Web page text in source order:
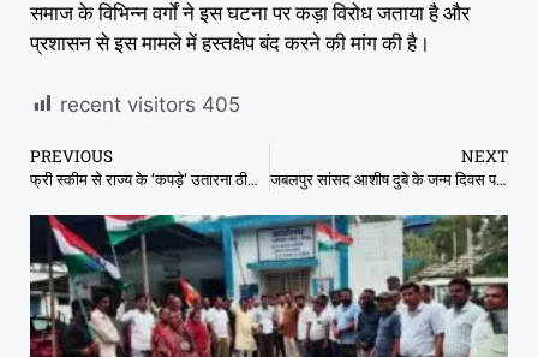
समाज के विभिन्न वर्गों ने इस घटना पर कड़ा विरोध जताया है और
प्रशासन से इस मामले में हस्तक्षेप बंद करने की मांग की है।
recent visitors 405
PREVIOUS
फ्री स्कीम से राज्य के ‘कपड़े’ उतारना ठीक नहीं : कैलाश विजयवर्गीय
NEXT
जबलपुर सांसद आशीष दुबे के जन्म दिवस पर सहारा समाचार की ओर से मंगल मय शुभकामनाएं दी गईं